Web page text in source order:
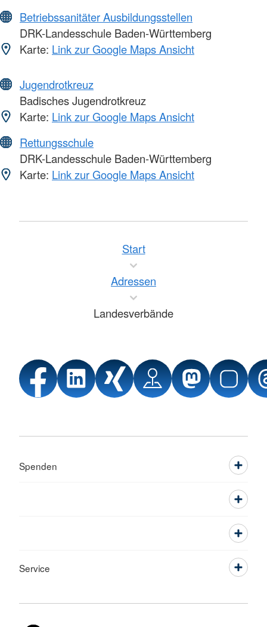
Betriebssanitäter Ausbildungsstellen
DRK-Landesschule Baden-Württemberg
Karte: Link zur Google Maps Ansicht
Jugendrotkreuz
Badisches Jugendrotkreuz
Karte: Link zur Google Maps Ansicht
Rettungsschule
DRK-Landesschule Baden-Württemberg
Karte: Link zur Google Maps Ansicht
Start
Adressen
Landesverbände
Spenden
Service
Sprache wechseln zu